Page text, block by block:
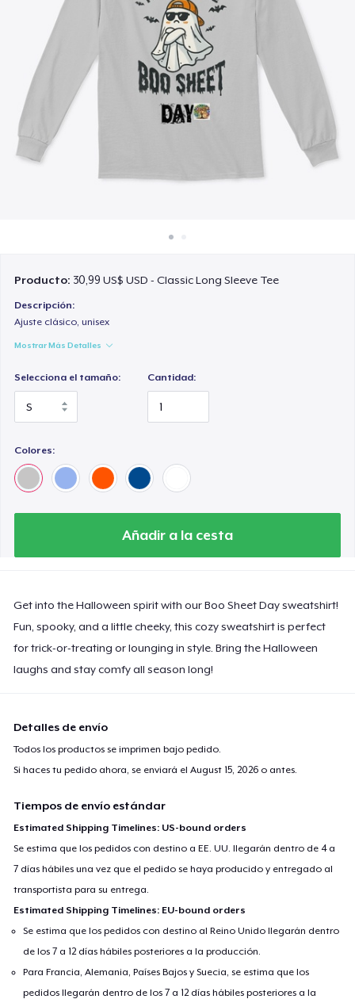
Venda en todas partes
Venda lo que sea
Producto: 30,99 US$ USD - Classic Long Sleeve Tee
Descripción:
Ajuste clásico, unisex
Mostrar Más Detalles
Selecciona el tamaño: Cantidad:
Colores:
Añadir a la cesta
Get into the Halloween spirit with our Boo Sheet Day sweatshirt!
Fun, spooky, and a little cheeky, this cozy sweatshirt is perfect
for trick-or-treating or lounging in style. Bring the Halloween
laughs and stay comfy all season long!
Detalles de envío
Todos los productos se imprimen bajo pedido.
Si haces tu pedido ahora, se enviará elAugust 15, 2026 o antes.
Tiempos de envío estándar
Estimated Shipping Timelines: US-bound orders
Se estima que los pedidos con destino a EE. UU. llegarán dentro de 4 a
7 días hábiles una vez que el pedido se haya producido y entregado al
transportista para su entrega.
Estimated Shipping Timelines: EU-bound orders
Se estima que los pedidos con destino al Reino Unido llegarán dentro
de los 7 a 12 días hábiles posteriores a la producción.
Para Francia, Alemania, Países Bajos y Suecia, se estima que los
pedidos llegarán dentro de los 7 a 12 días hábiles posteriores a la